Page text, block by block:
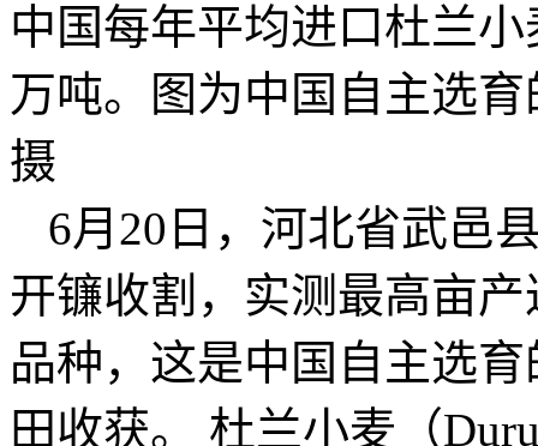
中国每年平均进口杜兰
万吨。图为中国自主选
摄
6月20日，河北省武邑
开镰收割，实测最高亩
品种，这是中国自主选
田收获。 杜兰小麦（